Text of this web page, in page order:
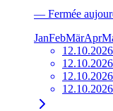
— Fermée
JanFebMärApr